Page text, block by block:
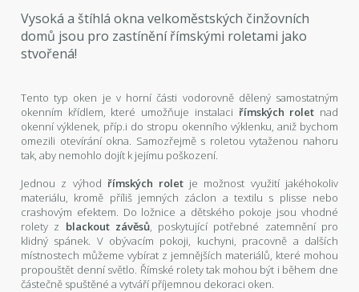
Vysoká a štíhlá okna velkoměstských činžovních
domů jsou pro zastínění římskými roletami jako
stvořená!
Tento typ oken je v horní části vodorovně dělený samostatným
okenním křídlem, které umožňuje instalaci římských rolet nad
okenní výklenek, příp.i do stropu okenního výklenku, aniž bychom
omezili otevírání okna. Samozřejmě s roletou vytaženou nahoru
tak, aby nemohlo dojít k jejímu poškození.
Jednou z výhod římských rolet je možnost využití jakéhokoliv
materiálu, kromě příliš jemných záclon a textilu s plisse nebo
crashovým efektem. Do ložnice a dětského pokoje jsou vhodné
rolety z blackout závěsů, poskytující potřebné zatemnění pro
klidný spánek. V obývacím pokoji, kuchyni, pracovně a dalších
místnostech můžeme vybírat z jemnějších materiálů, které mohou
propouštět denní světlo. Římské rolety tak mohou být i během dne
částečně spuštěné a vytváří příjemnou dekoraci oken.